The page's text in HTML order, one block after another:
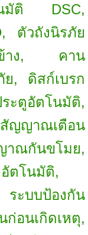
นมัติ DSC,
ตัวถังนิรภัย
นข้าง, คาน
ย, ดิสก์เบรก
ะตูอัตโนมัติ,
สัญญาณเตือน
นขโมย,
ตโนมัติ,
ะบบป้องกัน
อนเกิดเหตุ,